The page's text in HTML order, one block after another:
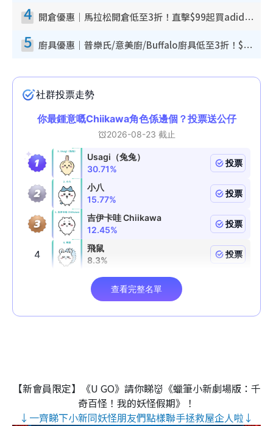
4 開倉優惠｜馬拉松開倉低至3折！直擊$99起買adidas／New Balance／Puma鞋款 STANLEY保溫杯劈價至$119起
5 廚具優惠｜普樂氏/意美廚/Buffalo廚具低至3折！$89起買煎鍋／炒鑊／個人鍋 同場小家電激減至$99起
【新會員限定】《U GO》請你睇👹《蠟筆小新劇場版：千
奇百怪！我的妖怪假期》！
↓一齊睇下小新同妖怪朋友們點樣聯手拯救屋企人啦↓